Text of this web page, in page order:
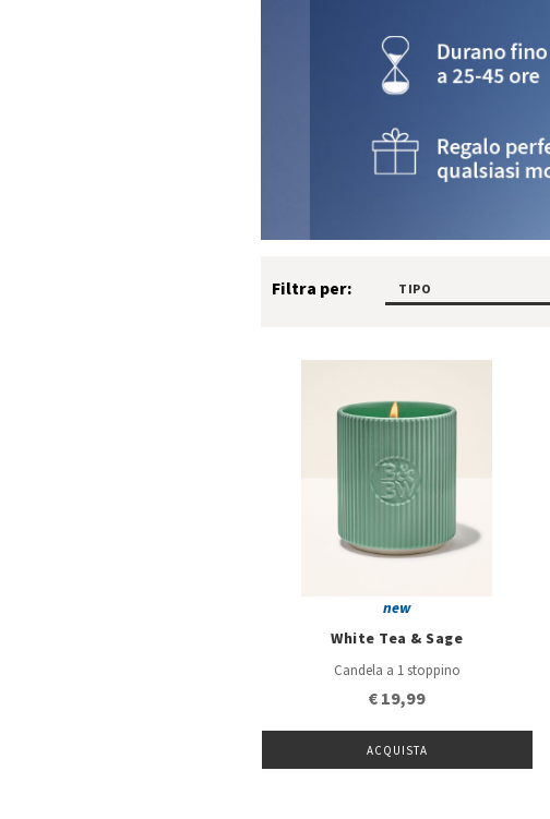
Filtra per: TIPO
new
White Tea & Sage
Candela a 1 stoppino
€ 19,99
ACQUISTA